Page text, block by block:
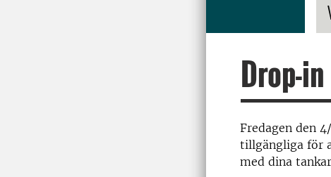
Drop-
Fredagen den
tillgängliga för
med dina